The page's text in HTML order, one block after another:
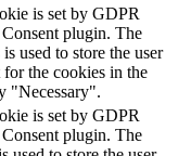
is set by GDPR
plugin. The
used to store the user
for the cookies in the
"Necessary".
is set by GDPR
plugin. The